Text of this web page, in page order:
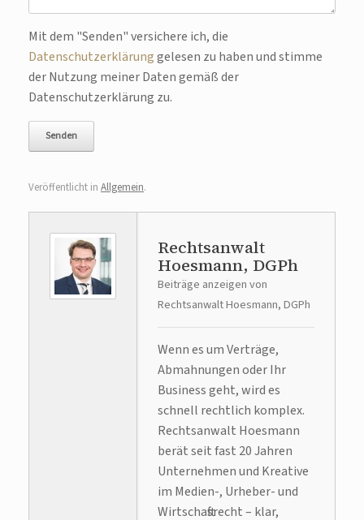
Bitte lasse dieses Feld leer.
Mit dem "Senden" versichere ich, die
Datenschutzerklärunggelesen zu haben und stimme
der Nutzung meiner Daten gemäß der
Datenschutzerklärung zu.
Veröffentlicht in Allgemein.
Rechtsanwalt
Hoesmann, DGPh
Beiträge anzeigen von
Rechtsanwalt Hoesmann, DGPh
Wenn es um Verträge,
Abmahnungen oder Ihr
Business geht, wird es
schnell rechtlich komplex.
Rechtsanwalt Hoesmann
berät seit fast 20 Jahren
Unternehmen und Kreative
im Medien-, Urheber- und
Wirtschaftsrecht – klar,